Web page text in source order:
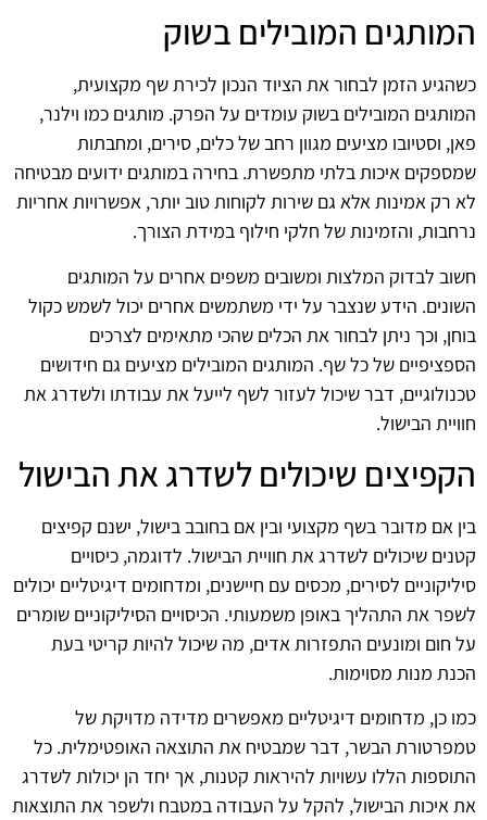
המותגים המובילים בשוק
כשהגיע הזמן לבחור את הציוד הנכון לכירת שף מקצועית,
המותגים המובילים בשוק עומדים על הפרק. מותגים כמו וילנר,
פאן, וסטיובו מציעים מגוון רחב של כלים, סירים, ומחבתות
שמספקים איכות בלתי מתפשרת. בחירה במותגים ידועים מבטיחה
לא רק אמינות אלא גם שירות לקוחות טוב יותר, אפשרויות אחריות
נרחבות, והזמינות של חלקי חילוף במידת הצורך.
חשוב לבדוק המלצות ומשובים משפים אחרים על המותגים
השונים. הידע שנצבר על ידי משתמשים אחרים יכול לשמש כקול
בוחן, וכך ניתן לבחור את הכלים שהכי מתאימים לצרכים
הספציפיים של כל שף. המותגים המובילים מציעים גם חידושים
טכנולוגיים, דבר שיכול לעזור לשף לייעל את עבודתו ולשדרג את
חוויית הבישול.
הקפיצים שיכולים לשדרג את הבישול
בין אם מדובר בשף מקצועי ובין אם בחובב בישול, ישנם קפיצים
קטנים שיכולים לשדרג את חוויית הבישול. לדוגמה, כיסויים
סיליקוניים לסירים, מכסים עם חיישנים, ומדחומים דיגיטליים יכולים
לשפר את התהליך באופן משמעותי. הכיסויים הסיליקוניים שומרים
על חום ומונעים התפזרות אדים, מה שיכול להיות קריטי בעת
הכנת מנות מסוימות.
כמו כן, מדחומים דיגיטליים מאפשרים מדידה מדויקת של
טמפרטורת הבשר, דבר שמבטיח את התוצאה האופטימלית. כל
התוספות הללו עשויות להיראות קטנות, אך יחד הן יכולות לשדרג
את איכות הבישול, להקל על העבודה במטבח ולשפר את התוצאות